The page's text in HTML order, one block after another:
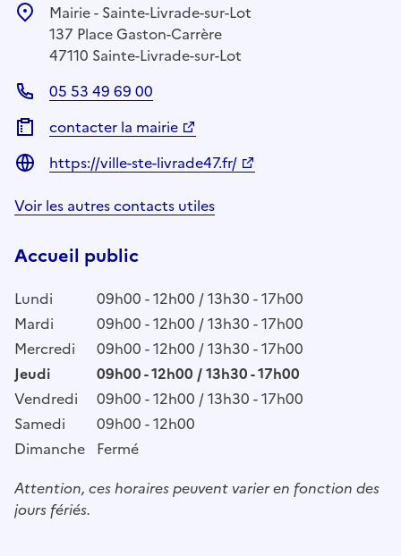
Mairie - Sainte-Livrade-sur-Lot
137 Place Gaston-Carrère
47110 Sainte-Livrade-sur-Lot
05 53 49 69 00
contacter la mairie
https://ville-ste-livrade47.fr/
Voir les autres contacts utiles
Accueil public
Lundi
09h00 - 12h00 / 13h30 - 17h00
Mardi
09h00 - 12h00 / 13h30 - 17h00
Mercredi
09h00 - 12h00 / 13h30 - 17h00
Jeudi
09h00 - 12h00 / 13h30 - 17h00
Vendredi
09h00 - 12h00 / 13h30 - 17h00
Samedi
09h00 - 12h00
Dimanche Fermé
Attention, ces horaires peuvent varier en fonction des
jours fériés.